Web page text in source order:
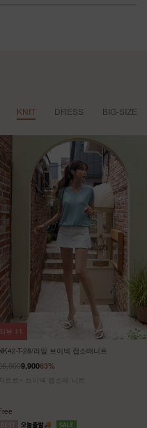
KNIT DRESS BIG-SIZE
T-28/라일 브이넥 캡소매니트
63%
9,900
차르르~ 브이넥 캡소매 니트
리뷰 11